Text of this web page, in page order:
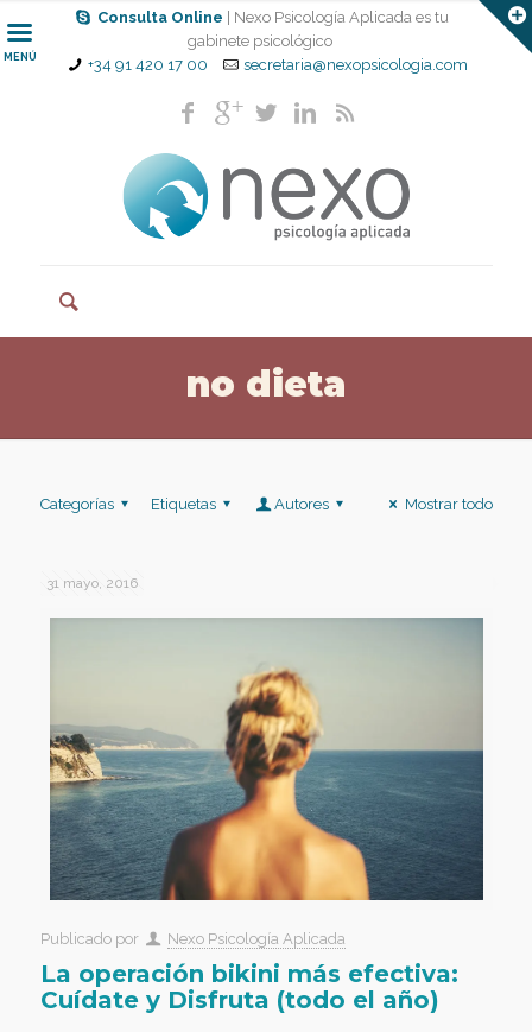
Consulta Online
| Nexo Psicología Aplicada es tu
gabinete psicológico
+34 91 420 17 00
secretaria@nexopsicologia.com
MENÚ
no dieta
Categorías Etiquetas Autores Mostrar todo
31 mayo, 2016
Publicado por Nexo Psicología Aplicada
La operación bikini más efectiva:
Cuídate y Disfruta (todo el año)